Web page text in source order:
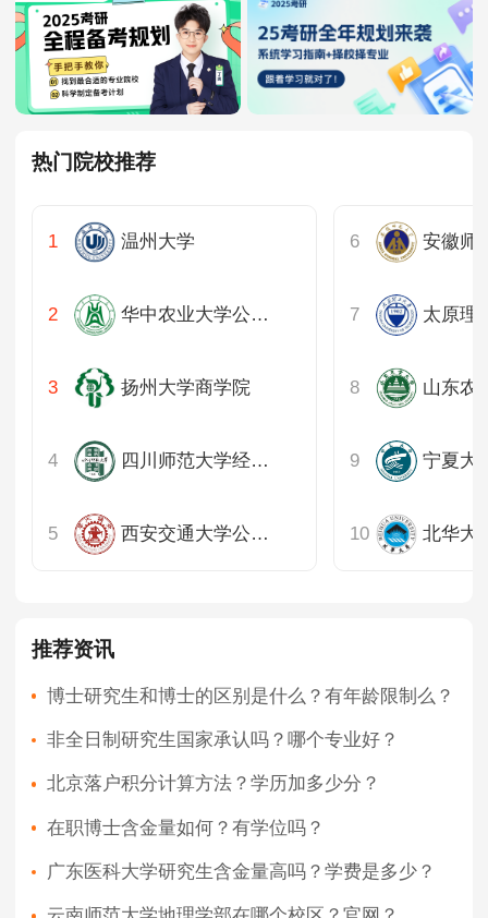
热门院校推荐
温州大学
华中农业大学公共管理学院
扬州大学商学院
四川师范大学经济与管理学院
西安交通大学公共政策与管理学院
安徽师
太原理
宁夏大
北华大
推荐资讯
博士研究生和博士的区别是什么？有年龄限制么？
非全日制研究生国家承认吗？哪个专业好？
北京落户积分计算方法？学历加多少分？
在职博士含金量如何？有学位吗？
广东医科大学研究生含金量高吗？学费是多少？